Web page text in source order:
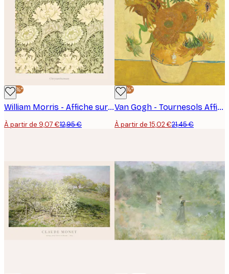
-30%*
William Morris - Affiche sur le chrysanthème
À partir de 9,07 €12,95 €
-30%*
Van Gogh - Tournesols Affiche Affiche
À partir de 15,02 €21,45 €